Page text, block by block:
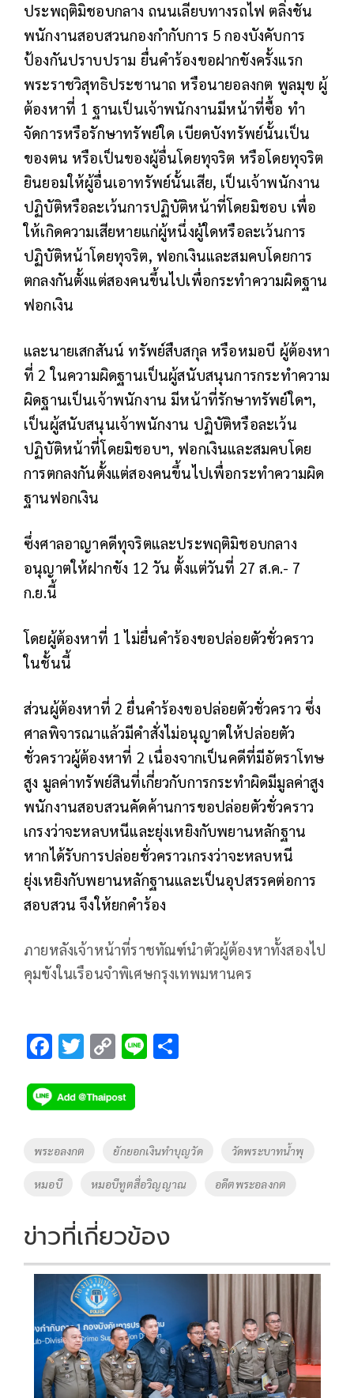
ประพฤติมิชอบกลาง ถนนเลียบทางรถไฟ ตลิ่งชัน
พนักงานสอบสวนกองกำกับการ 5 กองบังคับการ
ป้องกันปราบปราม ยื่นคำร้องขอฝากขังครั้งแรก
พระราชวิสุทธิประชานาถ หรือนายอลงกต พูลมุข ผู้
ต้องหาที่ 1 ฐานเป็นเจ้าพนักงานมีหน้าที่ซื้อ ทำ
จัดการหรือรักษาทรัพย์ใด เบียดบังทรัพย์นั้นเป็น
ของตน หรือเป็นของผู้อื่นโดยทุจริต หรือโดยทุจริต
ยินยอมให้ผู้อื่นเอาทรัพย์นั้นเสีย, เป็นเจ้าพนักงาน
ปฏิบัติหรือละเว้นการปฏิบัติหน้าที่โดยมิชอบ เพื่อ
ให้เกิดความเสียหายแก่ผู้หนึ่งผู้ใดหรือละเว้นการ
ปฏิบัติหน้าโดยทุจริต, ฟอกเงินและสมคบโดยการ
ตกลงกันตั้งแต่สองคนขึ้นไปเพื่อกระทำความผิดฐาน
ฟอกเงิน
และนายเสกสันน์ ทรัพย์สืบสกุล หรือหมอบี ผู้ต้องหา
ที่ 2 ในความผิดฐานเป็นผู้สนับสนุนการกระทำความ
ผิดฐานเป็นเจ้าพนักงาน มีหน้าที่รักษาทรัพย์ใดฯ,
เป็นผู้สนับสนุนเจ้าพนักงาน ปฏิบัติหรือละเว้น
ปฏิบัติหน้าที่โดยมิชอบฯ, ฟอกเงินและสมคบโดย
การตกลงกันตั้งแต่สองคนขึ้นไปเพื่อกระทำความผิด
ฐานฟอกเงิน
ซึ่งศาลอาญาคดีทุจริตและประพฤติมิชอบกลาง
อนุญาตให้ฝากขัง 12 วัน ตั้งแต่วันที่ 27 ส.ค.- 7
ก.ย.นี้
โดยผู้ต้องหาที่ 1 ไม่ยื่นคำร้องขอปล่อยตัวชั่วคราว
ในชั้นนี้
ส่วนผู้ต้องหาที่ 2 ยื่นคำร้องขอปล่อยตัวชั่วคราว ซึ่ง
ศาลพิจารณาแล้วมีคำสั่งไม่อนุญาตให้ปล่อยตัว
ชั่วคราวผู้ต้องหาที่ 2 เนื่องจากเป็นคดีที่มีอัตราโทษ
สูง มูลค่าทรัพย์สินที่เกี่ยวกับการกระทำผิดมีมูลค่าสูง
พนักงานสอบสวนคัดค้านการขอปล่อยตัวชั่วคราว
เกรงว่าจะหลบหนีและยุ่งเหยิงกับพยานหลักฐาน
หากได้รับการปล่อยชั่วคราวเกรงว่าจะหลบหนี
ยุ่งเหยิงกับพยานหลักฐานและเป็นอุปสรรคต่อการ
สอบสวน จึงให้ยกคำร้อง
ภายหลังเจ้าหน้าที่ราชทัณฑ์นำตัวผู้ต้องหาทั้งสองไป
คุมขังในเรือนจำพิเศษกรุงเทพมหานคร
F
e
b
o
o
k
T
tt
er
C
p
y
Li
n
k
Li
Tags
พระอลงกต ยักยอกเงินทำบุญวัด วัดพระบาทน้ำพุ
หมอบี หมอบีทูตสื่อวิญญาณ อดีตพระอลงกต
ข่าวที่เกี่ยวข้อง